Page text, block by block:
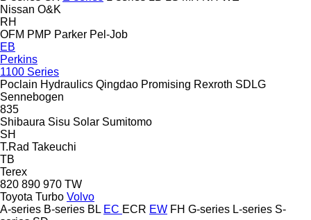
Nissan O&K
RH
OFM PMP Parker Pel-Job
EB
Perkins
1100 Series
Poclain Hydraulics Qingdao Promising Rexroth SDLG
Sennebogen
835
Shibaura Sisu Solar Sumitomo
SH
T.Rad Takeuchi
TB
Terex
820 890 970 TW
Toyota Turbo Volvo
A-series B-series BL EC ECR EW FH G-series L-series S-